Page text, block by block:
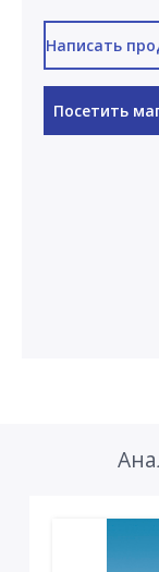
Написать
Посетить